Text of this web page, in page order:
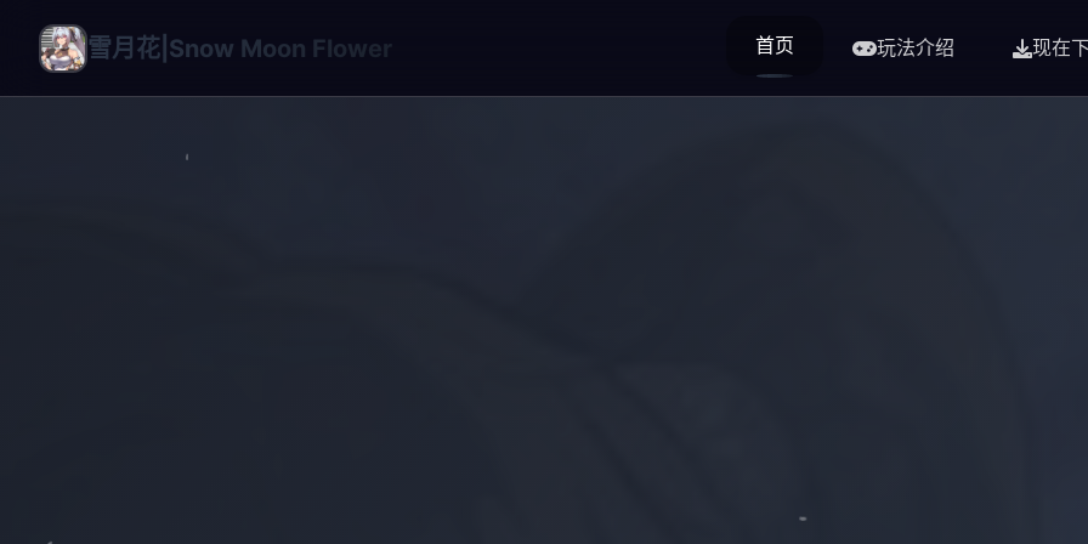
雪月花|Snow Moon Flower 首页 玩法介绍 现在